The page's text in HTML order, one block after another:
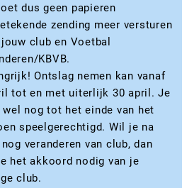
dus geen papieren
zending meer versturen
club en Voetbal
KBVB.
Ontslag nemen kan vanaf
tot en met uiterlijk 30 april. Je
nog tot het einde van het
speelgerechtigd. Wil je na
veranderen van club, dan
het akkoord nodig van je
club.